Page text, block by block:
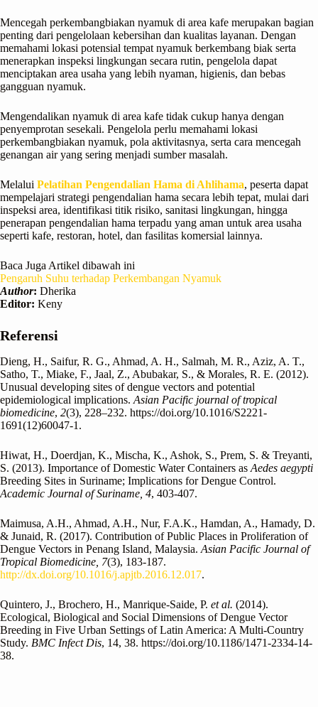
Mencegah perkembangbiakan nyamuk di area kafe merupakan bagian
penting dari pengelolaan kebersihan dan kualitas layanan. Dengan
memahami lokasi potensial tempat nyamuk berkembang biak serta
menerapkan inspeksi lingkungan secara rutin, pengelola dapat
menciptakan area usaha yang lebih nyaman, higienis, dan bebas
gangguan nyamuk.
Mengendalikan nyamuk di area kafe tidak cukup hanya dengan
penyemprotan sesekali. Pengelola perlu memahami lokasi
perkembangbiakan nyamuk, pola aktivitasnya, serta cara mencegah
genangan air yang sering menjadi sumber masalah.
Melalui Pelatihan Pengendalian Hama di Ahlihama, peserta dapat
mempelajari strategi pengendalian hama secara lebih tepat, mulai dari
inspeksi area, identifikasi titik risiko, sanitasi lingkungan, hingga
penerapan pengendalian hama terpadu yang aman untuk area usaha
seperti kafe, restoran, hotel, dan fasilitas komersial lainnya.
Baca Juga Artikel dibawah ini
Pengaruh Suhu terhadap Perkembangan Nyamuk
Author: Dherika
Editor: Keny
Referensi
Dieng, H., Saifur, R. G., Ahmad, A. H., Salmah, M. R., Aziz, A. T.,
Satho, T., Miake, F., Jaal, Z., Abubakar, S., & Morales, R. E. (2012).
Unusual developing sites of dengue vectors and potential
epidemiological implications. Asian Pacific journal of tropical
biomedicine, 2(3), 228–232. https://doi.org/10.1016/S2221-
1691(12)60047-1.
Hiwat, H., Doerdjan, K., Mischa, K., Ashok, S., Prem, S. & Treyanti,
S. (2013). Importance of Domestic Water Containers as Aedes aegypti
Breeding Sites in Suriname; Implications for Dengue Control.
Academic Journal of Suriname, 4, 403-407.
Maimusa, A.H., Ahmad, A.H., Nur, F.A.K., Hamdan, A., Hamady, D.
& Junaid, R. (2017). Contribution of Public Places in Proliferation of
Dengue Vectors in Penang Island, Malaysia. Asian Pacific Journal of
Tropical Biomedicine, 7(3), 183-187.
http://dx.doi.org/10.1016/j.apjtb.2016.12.017.
Quintero, J., Brochero, H., Manrique-Saide, P. et al. (2014).
Ecological, Biological and Social Dimensions of Dengue Vector
Breeding in Five Urban Settings of Latin America: A Multi-Country
Study. BMC Infect Dis, 14, 38. https://doi.org/10.1186/1471-2334-14-
38.